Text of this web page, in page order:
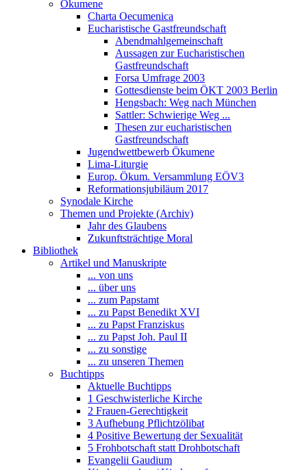
Ökumene
Charta Oecumenica
Eucharistische Gastfreundschaft
Abendmahlgemeinschaft
Aussagen zur Eucharistischen
Gastfreundschaft
Forsa Umfrage 2003
Gottesdienste beim ÖKT 2003 Berlin
Hengsbach: Weg nach München
Sattler: Schwierige Weg ...
Thesen zur eucharistischen
Gastfreundschaft
Jugendwettbewerb Ökumene
Lima-Liturgie
Europ. Ökum. Versammlung EÖV3
Reformationsjubiläum 2017
Synodale Kirche
Themen und Projekte (Archiv)
Jahr des Glaubens
Zukunftsträchtige Moral
Bibliothek
Artikel und Manuskripte
... von uns
... über uns
... zum Papstamt
... zu Papst Benedikt XVI
... zu Papst Franziskus
... zu Papst Joh. Paul II
... zu sonstige
... zu unseren Themen
Buchtipps
Aktuelle Buchtipps
1 Geschwisterliche Kirche
2 Frauen-Gerechtigkeit
3 Aufhebung Pflichtzölibat
4 Positive Bewertung der Sexualität
5 Frohbotschaft statt Drohbotschaft
Evangelii Gaudium